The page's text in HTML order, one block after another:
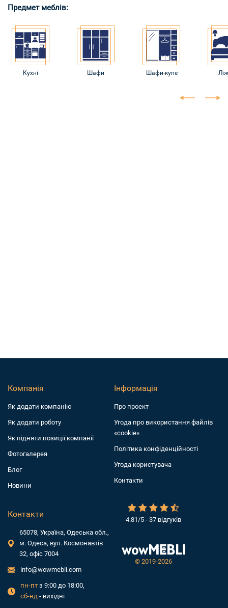
Предмет меблів:
Кухні Шафи Шафи-купе
© 2019-2026
4.81/5 - 37 відгуків
Компанія
Як додати компанiю
Як додати роботу
Як підняти позиції компанії
Фотогалерея
Блог
Новини
Інформація
Про проект
Угода про використання файлів
«cookie»
Політика конфіденційності
Угода користувача
Контакти
Контакти
65078, Україна, Одеська обл.,
м. Одеса, вул. Космонавтів
32, офіс 7004
info@wowmebli.com
пн-пт з 9:00 до 18:00,
сб-нд - вихідні